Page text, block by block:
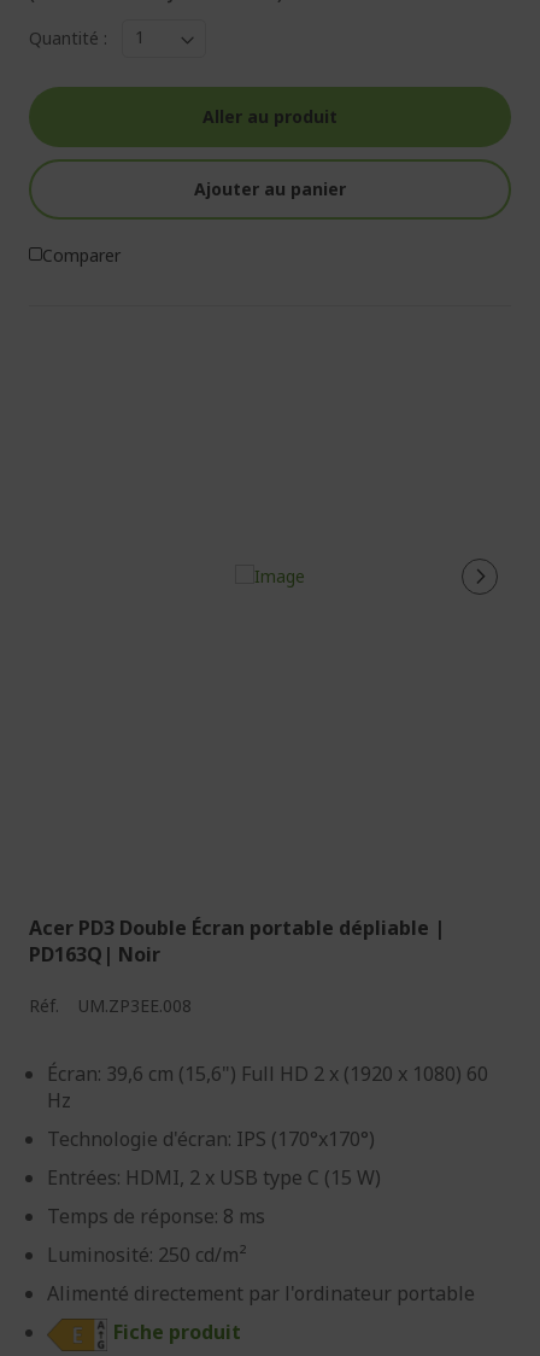
Quantité :
Aller au produit
Ajouter au panier
Comparer
Acer PD3 Double Écran portable dépliable |
PD163Q| Noir
Réf. UM.ZP3EE.008
Écran: 39,6 cm (15,6") Full HD 2 x (1920 x 1080) 60
Hz
Technologie d'écran: IPS (170°x170°)
Entrées: HDMI, 2 x USB type C (15 W)
Temps de réponse: 8 ms
Luminosité: 250 cd/m²
Alimenté directement par l'ordinateur portable
Fiche produit